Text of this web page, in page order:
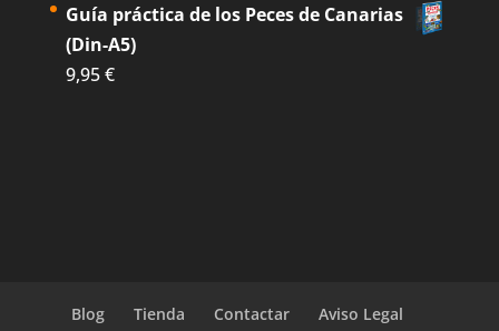
Guía práctica de los Peces de Canarias
(Din-A5)
9,95€
Blog Tienda Contactar
Aviso Legal